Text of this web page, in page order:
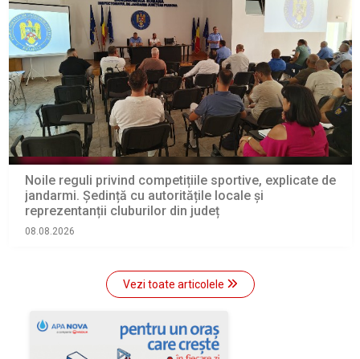
Noile reguli privind competițiile sportive, explicate de
jandarmi. Ședință cu autoritățile locale și
reprezentanții cluburilor din județ
08.08.2026
Vezi toate articolele